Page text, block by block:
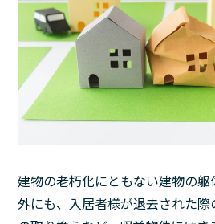
建物の老朽化にともない建物の
外にも、入居者様が退去された